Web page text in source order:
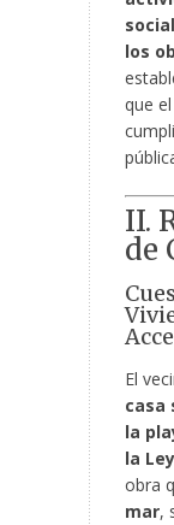
social
los
que
II.
de
El
casa
la
la
obra
mar,